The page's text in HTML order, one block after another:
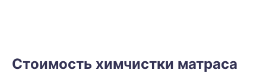
Стоимость химчистки матраса